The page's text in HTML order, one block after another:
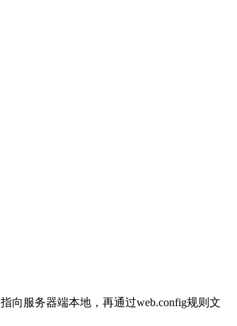
向服务器端本地，再通过web.config规则文